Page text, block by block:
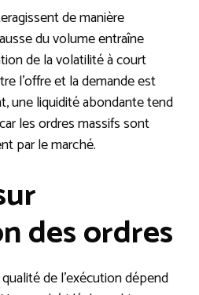
de manière
du volume entraîne
de la volatilité à court
l’offre et la demande est
une liquidité abondante tend
les ordres massifs sont
par le marché.
des ordres
de l’exécution dépend